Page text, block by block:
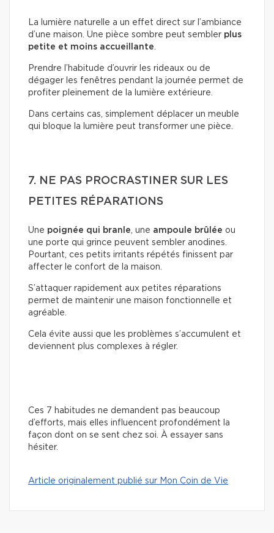
La lumière naturelle a un effet direct sur l’ambiance
d’une maison. Une pièce sombre peut sembler plus
petite et moins accueillante.
Prendre l’habitude d’ouvrir les rideaux ou de
dégager les fenêtres pendant la journée permet de
profiter pleinement de la lumière extérieure.
Dans certains cas, simplement déplacer un meuble
qui bloque la lumière peut transformer une pièce.
7. NE PAS PROCRASTINER SUR LES
PETITES RÉPARATIONS
Une poignée qui branle, une ampoule brûlée ou
une porte qui grince peuvent sembler anodines.
Pourtant, ces petits irritants répétés finissent par
affecter le confort de la maison.
S’attaquer rapidement aux petites réparations
permet de maintenir une maison fonctionnelle et
agréable.
Cela évite aussi que les problèmes s’accumulent et
deviennent plus complexes à régler.
Ces 7 habitudes ne demandent pas beaucoup
d’efforts, mais elles influencent profondément la
façon dont on se sent chez soi. À essayer sans
hésiter.
Article originalement publié sur Mon Coin de Vie